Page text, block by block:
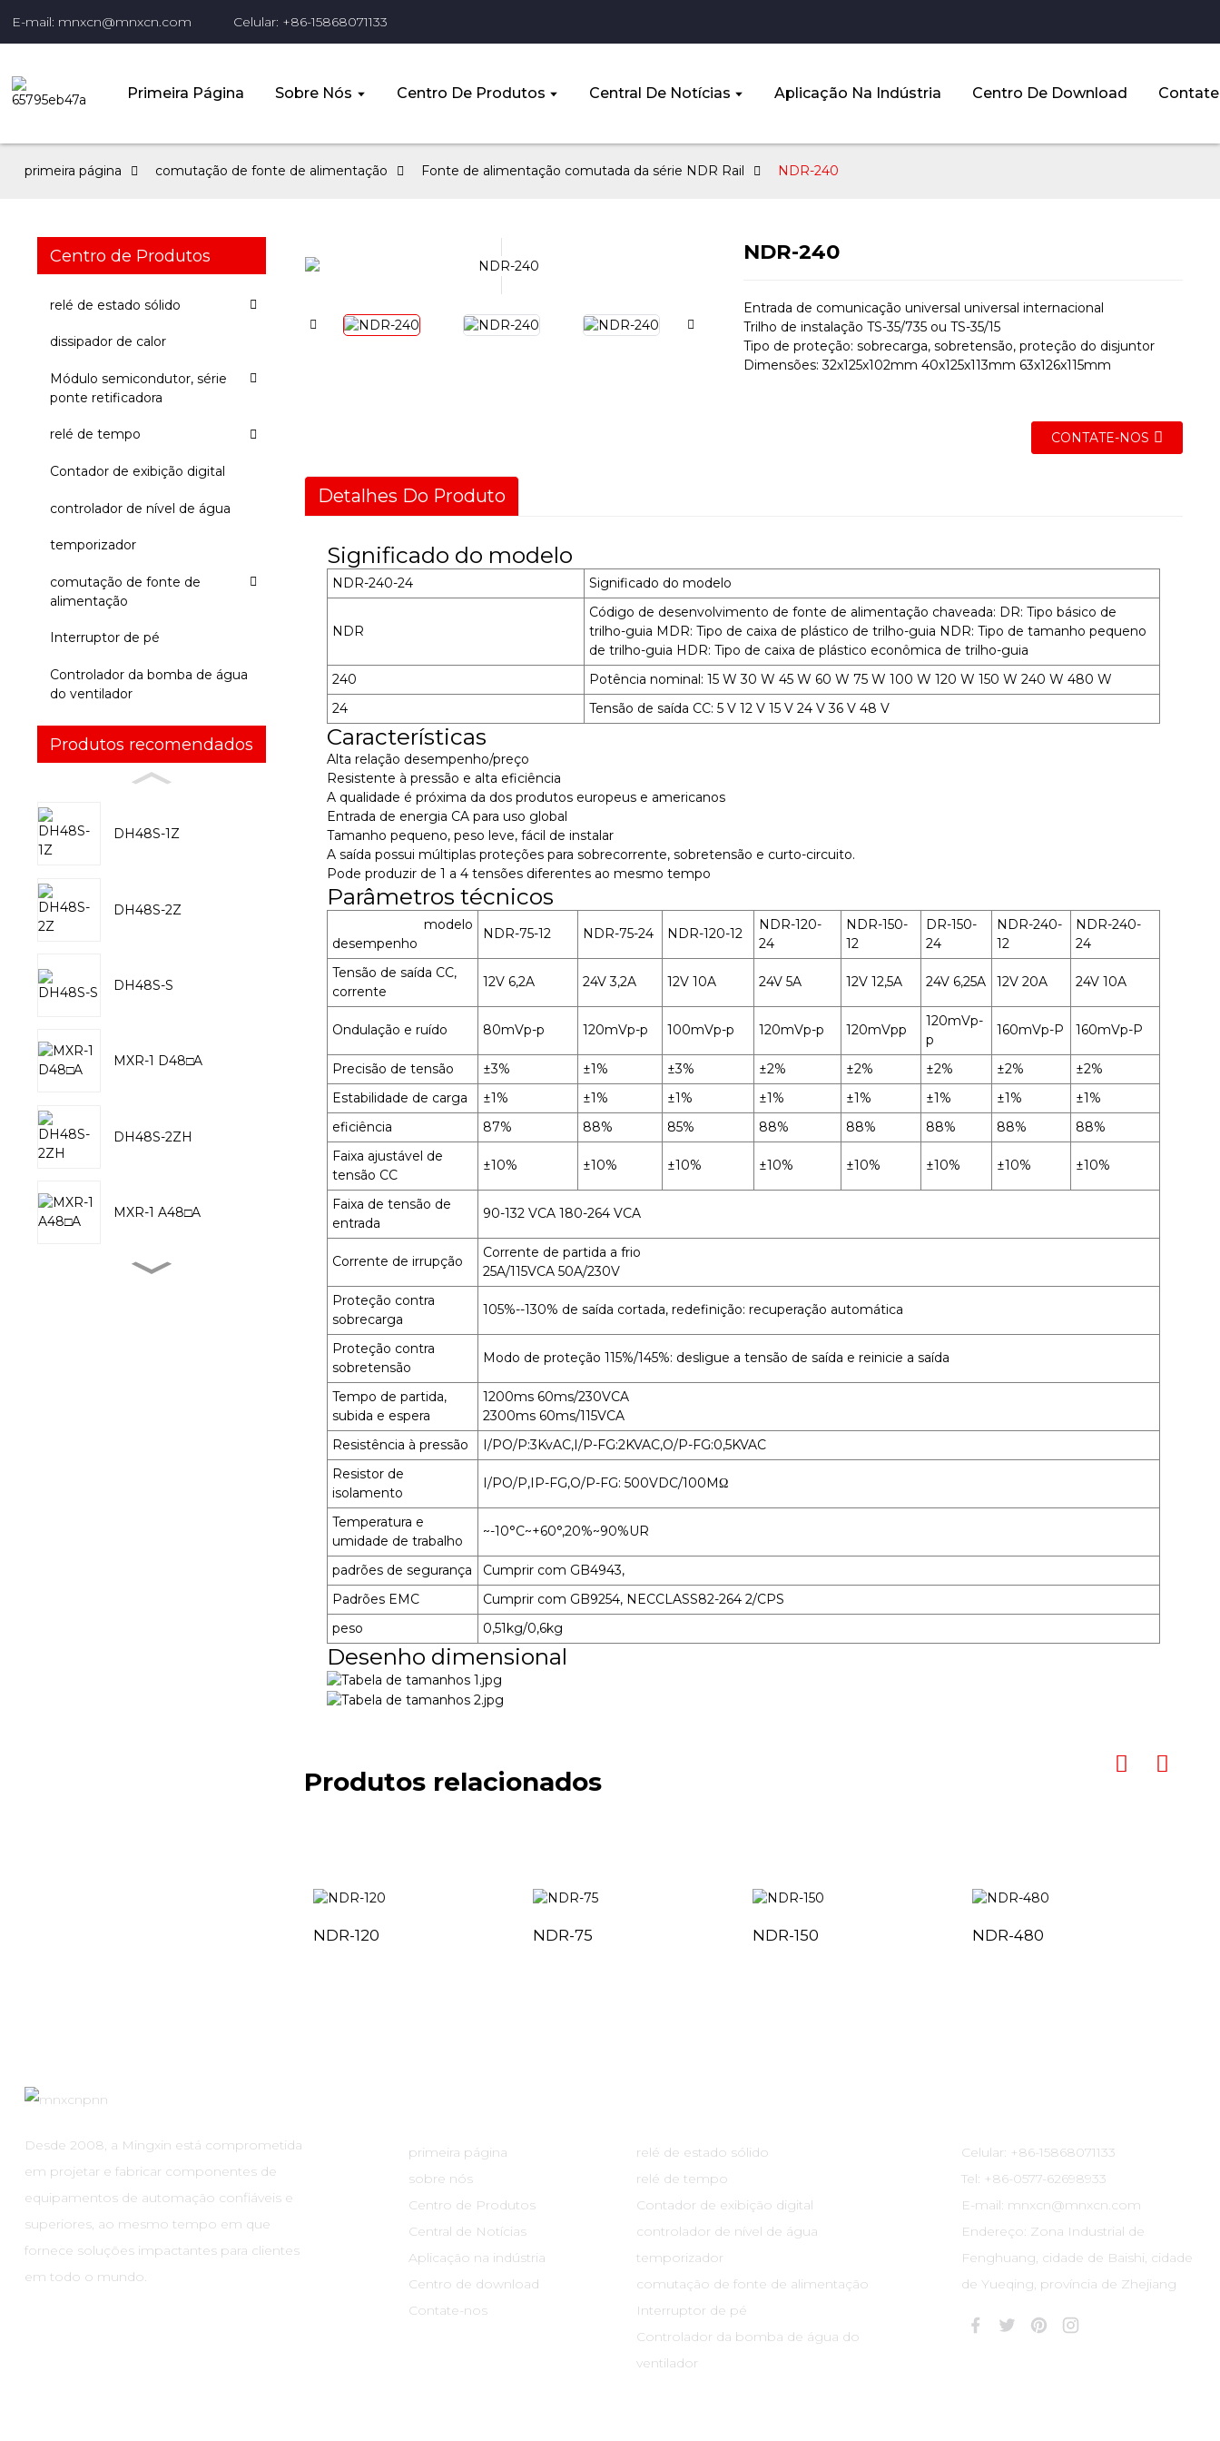
E-mail: mnxcn@mnxcn.com Celular: +86-15868071133
Primeira Página Sobre Nós Centro De Produtos Central De Notícias Aplicação Na Indústria Centro De Download
primeira página comutação de fonte de alimentação Fonte de alimentação comutada da série NDR Rail NDR-240
Centro de Produtos
relé de estado sólido
dissipador de calor
Módulo semicondutor, série
ponte retificadora
relé de tempo
Contador de exibição digital
controlador de nível de água
temporizador
comutação de fonte de
alimentação
Interruptor de pé
Controlador da bomba de água
do ventilador
Produtos recomendados
DH48S-1Z
DH48S-2Z
DH48S-S
MXR-1 D48□A
DH48S-2ZH
MXR-1 A48□A
NDR-240
Entrada de comunicação universal universal internacional
Trilho de instalação TS-35/735 ou TS-35/15
Tipo de proteção: sobrecarga, sobretensão, proteção do disjuntor
Dimensões: 32x125x102mm 40x125x113mm 63x126x115mm
CONTATE-NOS
Detalhes Do Produto
Significado do modelo
NDR-240-24 Significado do modelo
NDR
Código de desenvolvimento de fonte de alimentação chaveada: DR: Tipo básico de
trilho-guia MDR: Tipo de caixa de plástico de trilho-guia NDR: Tipo de tamanho pequeno
de trilho-guia HDR: Tipo de caixa de plástico econômica de trilho-guia
240
Potência nominal: 15 W 30 W 45 W 60 W 75 W 100 W 120 W 150 W 240 W 480 W
24
Tensão de saída CC: 5 V 12 V 15 V 24 V 36 V 48 V
Características
Alta relação desempenho/preço
Resistente à pressão e alta eficiência
A qualidade é próxima da dos produtos europeus e americanos
Entrada de energia CA para uso global
Tamanho pequeno, peso leve, fácil de instalar
A saída possui múltiplas proteções para sobrecorrente, sobretensão e curto-circuito.
Pode produzir de 1 a 4 tensões diferentes ao mesmo tempo
Parâmetros técnicos
modelo
desempenho
NDR-75-12 NDR-75-24 NDR-120-12
NDR-120-
24
NDR-150-
12
DR-150-
24
NDR-240-
12
NDR-240-
24
Tensão de saída CC,
corrente
12V 6,2A 24V 3,2A 12V 10A 24V 5A 12V 12,5A 24V 6,25A 12V 20A 24V 10A
Ondulação e ruído 80mVp-p 120mVp-p 100mVp-p 120mVp-p 120mVpp
120mVp-
p
160mVp-P 160mVp-P
Precisão de tensão ±3% ±1% ±3% ±2% ±2% ±2% ±2%
±2%
Estabilidade de carga
±1% ±1% ±1% ±1% ±1% ±1% ±1%
±1%
eficiência
87% 88% 85% 88% 88% 88% 88%
88%
Faixa ajustável de
tensão CC
±10% ±10% ±10% ±10% ±10% ±10% ±10% ±10%
Faixa de tensão de
entrada
90-132 VCA 180-264 VCA
Corrente de irrupção
Corrente de partida a frio
25A/115VCA 50A/230V
Proteção contra
sobrecarga
105%--130% de saída cortada, redefinição: recuperação automática
Proteção contra
sobretensão
Modo de proteção 115%/145%: desligue a tensão de saída e reinicie a saída
Tempo de partida,
subida e espera
1200ms 60ms/230VCA
2300ms 60ms/115VCA
Resistência à pressão
I/PO/P:3KvAC,I/P-FG:2KVAC,O/P-FG:0,5KVAC
Resistor de
isolamento
I/PO/P,IP-FG,O/P-FG: 500VDC/100MΩ
Temperatura e
umidade de trabalho
~-10°C~+60°,20%~90%UR
padrões de segurança
Cumprir com GB4943,
Padrões EMC
Cumprir com GB9254, NECCLASS82-264 2/CPS
peso
0,51kg/0,6kg
Desenho dimensional
Produtos relacionados
NDR-120 NDR-75 NDR-150 NDR-480
Desde 2008, a Mingxin está comprometida
em projetar e fabricar componentes de
equipamentos de automação confiáveis ​​e
superiores, ao mesmo tempo em que
fornece soluções impactantes para clientes
em todo o mundo.
primeira página
sobre nós
Centro de Produtos
Central de Notícias
Aplicação na indústria
Centro de download
Contate-nos
relé de estado sólido
relé de tempo
Contador de exibição digital
controlador de nível de água
temporizador
comutação de fonte de alimentação
Interruptor de pé
Controlador da bomba de água do
ventilador
Celular: +86-15868071133
Tel: +86-0577-62698933
E-mail: mnxcn@mnxcn.com
Endereço: Zona Industrial de
Fenghuang, cidade de Baishi, cidade
de Yueqing, província de Zhejiang